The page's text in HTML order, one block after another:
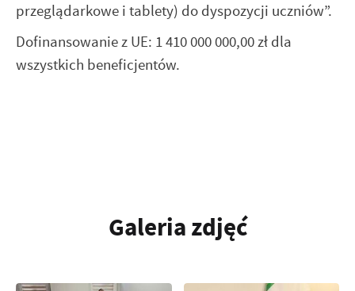
przeglądarkowe i tablety) do dyspozycji uczniów”.
Dofinansowanie z UE: 1 410 000 000,00 zł dla
wszystkich beneficjentów.
Galeria zdjęć